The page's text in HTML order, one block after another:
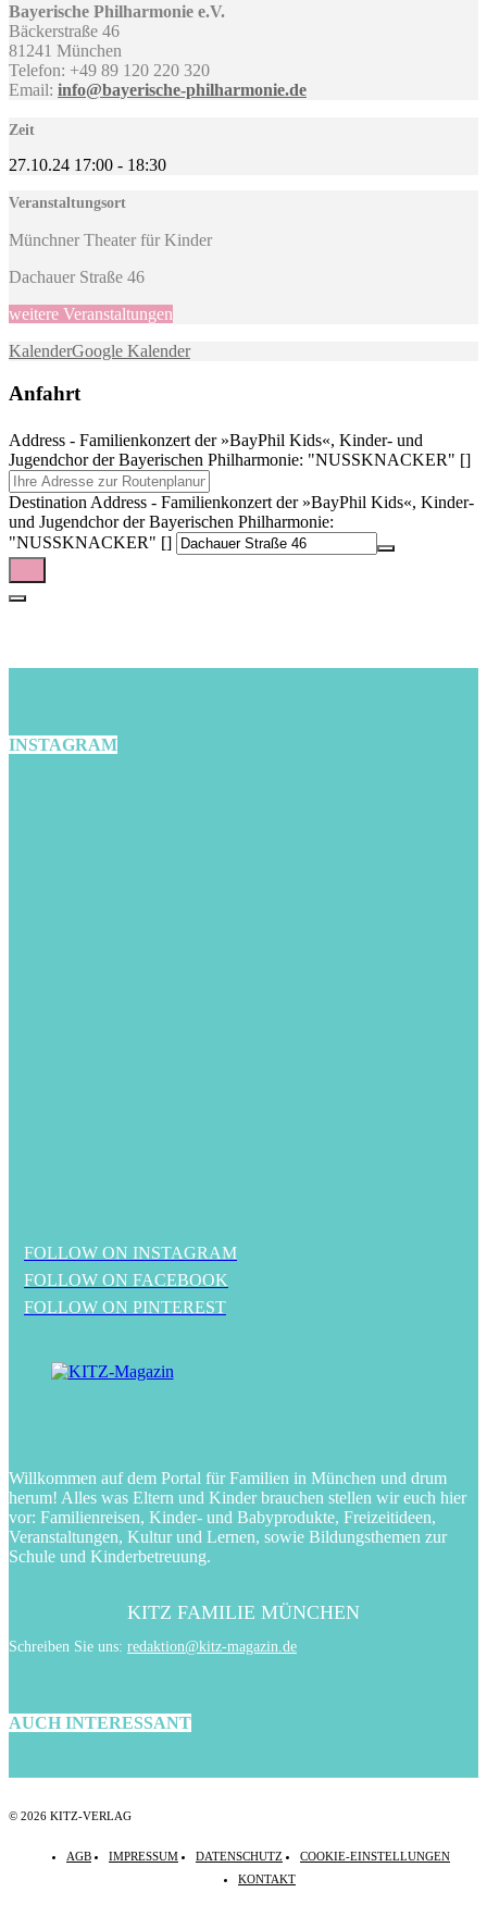
Bayerische Philharmonie e.V.
Bäckerstraße 46
81241 München
Telefon: +49 89 120 220 320
Email: info@bayerische-philharmonie.de
Zeit
27.10.24 17:00 - 18:30
Veranstaltungsort
Münchner Theater für Kinder
Dachauer Straße 46
weitere Veranstaltungen
KalenderGoogle Kalender
Anfahrt
Address - Familienkonzert der »BayPhil Kids«, Kinder- und
Jugendchor der Bayerischen Philharmonie: "NUSSKNACKER" []
Destination Address - Familienkonzert der »BayPhil Kids«, Kinder-
und Jugendchor der Bayerischen Philharmonie:
"NUSSKNACKER" []
INSTAGRAM
FOLLOW ON INSTAGRAM
FOLLOW ON FACEBOOK
FOLLOW ON PINTEREST
Willkommen auf dem Portal für Familien in München und drum
herum! Alles was Eltern und Kinder brauchen stellen wir euch hier
vor: Familienreisen, Kinder- und Babyprodukte, Freizeitideen,
Veranstaltungen, Kultur und Lernen, sowie Bildungsthemen zur
Schule und Kinderbetreuung.
KITZ FAMILIE MÜNCHEN
Schreiben Sie uns: redaktion@kitz-magazin.de
AUCH INTERESSANT
© 2026 KITZ-VERLAG
AGB IMPRESSUM DATENSCHUTZ
COOKIE-EINSTELLUNGEN
KONTAKT